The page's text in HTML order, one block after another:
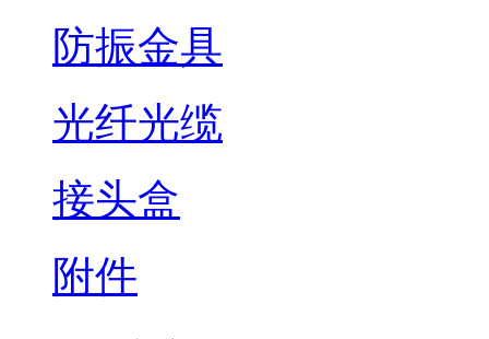
防振金具
光纤光缆
接头盒
附件